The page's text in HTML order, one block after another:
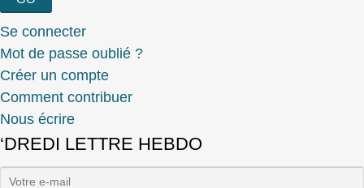
Se connecter
Mot de passe oublié ?
Créer un compte
Comment contribuer
Nous écrire
‘DREDI LETTRE HEBDO